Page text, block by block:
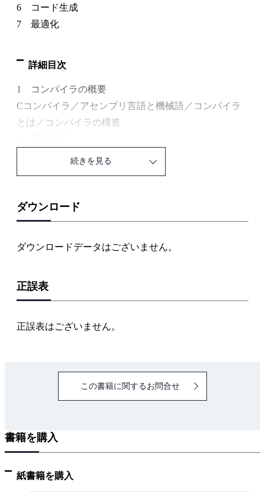
6 コード生成
7 最適化
詳細目次
1 コンパイラの概要
Cコンパイラ／アセンブリ言語と機械語／コンパイラ
とは／コンパイラの構造
文字列集合の演算／正規表現／有限オートマトン／正
規表現への変換／正規表現の限界
3 文法
まい性／演算子の優先順位と結合性／文脈自由文法と
4 構文解析
／構文解析の自動化／あいまいな文法への対処／エラ
意味解析の概要／オブジェクト構造体／名前空間とス
コープ／名前とオブジェクトの対応づけ／前方参照／
実行環境のモデル／関数呼出し／局所変数等の割当て
／文のコード生成／算術式のコード生成／論理式のコ
ード生成／戻り値の計算コード／関数コードの生成例
続きを見る
ダウンロード
ダウンロードデータはございません。
正誤表
正誤表はございません。
この書籍に関するお問合せ
書籍を購入
紙書籍を購入